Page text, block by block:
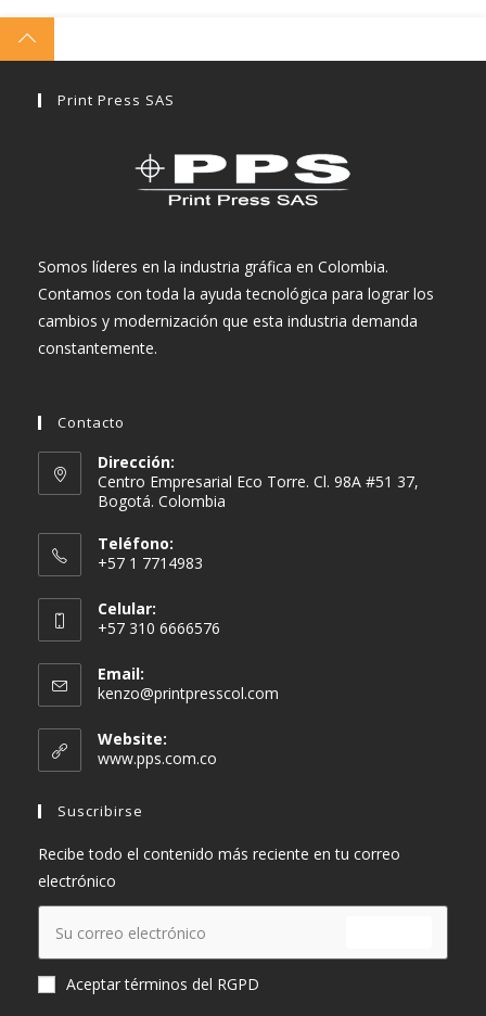
Print Press SAS
Somos líderes en la industria gráfica en Colombia.
Contamos con toda la ayuda tecnológica para lograr los
cambios y modernización que esta industria demanda
constantemente.
Contacto
Dirección:
Centro Empresarial Eco Torre. Cl. 98A #51 37,
Bogotá. Colombia
Teléfono:
+57 1 7714983
Celular:
+57 310 6666576
Email:
kenzo@printpresscol.com
Website:
www.pps.com.co
Suscribirse
Recibe todo el contenido más reciente en tu correo
electrónico
Aceptar términos del RGPD